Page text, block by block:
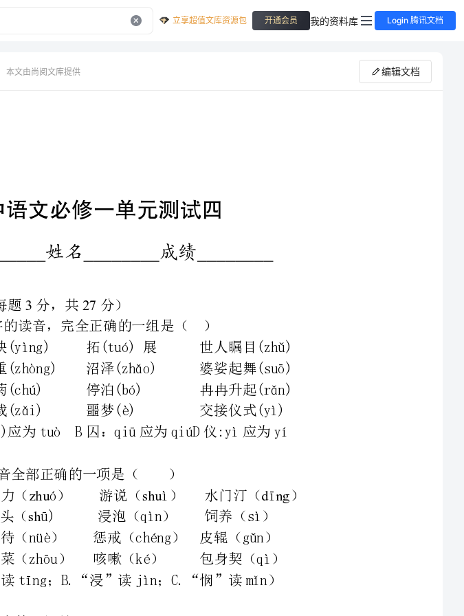
立享超值文库资源包 开通会员 我的资料库 Login 腾讯文档
本文由尚阅文库提供 编辑文档
C.英国国旗就要降下，中国国旗将飘扬于香港上空。一百五十多年的英国
B.囚徒(qiū)凝重(zhòng)沼泽(zhǎo)婆娑起舞(suō)
C.祷告(dǎo)雏菊(chú)停泊(bó)冉冉升起(rǎn)
Aluzhushudng .裸体（ǒ）着力（ó）游说（ì）水门汀（ī）
.拎着（ī）梳头（ū)浸泡（qìn）饲养（sì）
C.怜悯（mǐng）虐待（nüè）惩戒（chéng）皮辊（gǔn）
D.缜密（zhěn）粥菜（zhōu）咳嗽（ké）包身契（qì）
2.[答案]D（A.“汀”读tīng；B.“浸”读jìn；C.“悯”读mǐn）
A.横七树八渔肉荤腥打工赚钱一窝峰
D.麻木迟钝巧取豪夺耸人听闻揩点油